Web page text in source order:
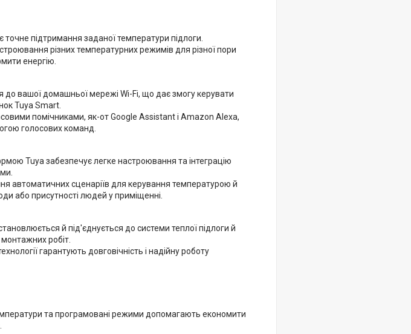
точне підтримання заданої температури підлоги.
різних температурних режимів для різної пори
енергію.
до вашої домашньої мережі Wi-Fi, що дає змогу керувати
Tuya Smart.
помічниками, як-от Google Assistant і Amazon Alexa,
голосових команд.
Tuya забезпечує легке настроювання та інтеграцію
автоматичних сценаріїв для керування температурою й
або присутності людей у приміщенні.
й під'єднується до системи теплої підлоги й
робіт.
гарантують довговічність і надійну роботу
та програмовані режими допомагають економити